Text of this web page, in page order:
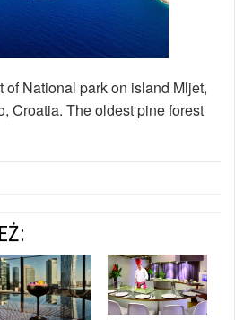
National park on island Mljet,
Croatia. The oldest pine forest